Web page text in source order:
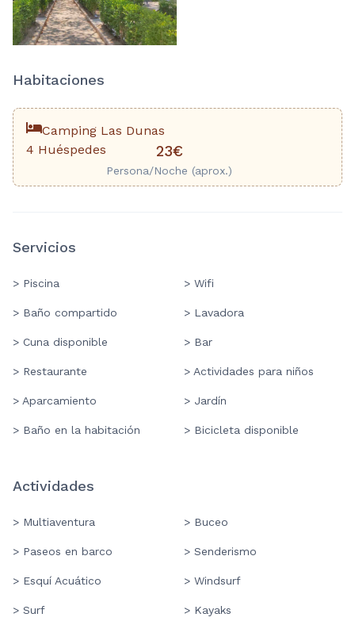
Habitaciones
Camping Las Dunas
4 Huéspedes
23€
Persona/Noche (aprox.)
Servicios
> Piscina > Wifi
> Baño compartido > Lavadora
> Cuna disponible > Bar
> Restaurante > Actividades para niños
> Aparcamiento > Jardín
> Baño en la habitación > Bicicleta disponible
Actividades
> Multiaventura > Buceo
> Paseos en barco > Senderismo
> Esquí Acuático > Windsurf
> Surf > Kayaks